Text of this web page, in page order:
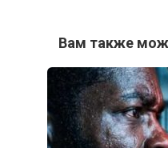
Вам также